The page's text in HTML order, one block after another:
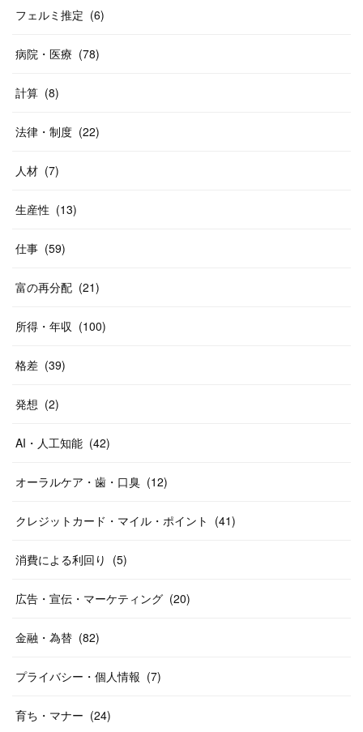
フェルミ推定 (6)
病院・医療 (78)
計算 (8)
法律・制度 (22)
人材 (7)
生産性 (13)
仕事 (59)
富の再分配 (21)
所得・年収 (100)
格差 (39)
発想 (2)
AI・人工知能 (42)
オーラルケア・歯・口臭 (12)
クレジットカード・マイル・ポイント (41)
消費による利回り (5)
広告・宣伝・マーケティング (20)
金融・為替 (82)
プライバシー・個人情報 (7)
育ち・マナー (24)